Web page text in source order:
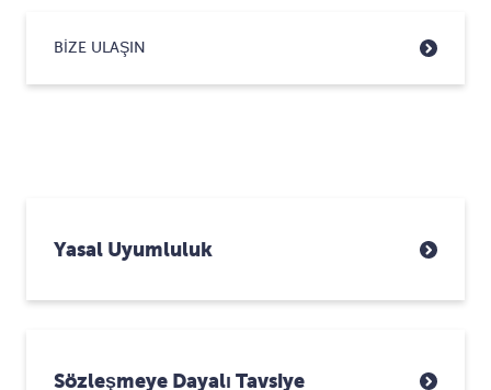
BIZE ULAŞIN
Yasal Uyumluluk
Sözleşmeye Dayalı Tavsiye